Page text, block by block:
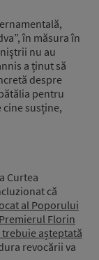
în măsura în
nu au
a ținut să
despre
pentru
cine susține,
Curtea
că
al Poporului
Premierul Florin
așteptată
revocării va